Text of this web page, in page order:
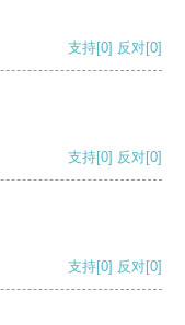
支持[0] 反对[0]
支持[0] 反对[0]
支持[0] 反对[0]